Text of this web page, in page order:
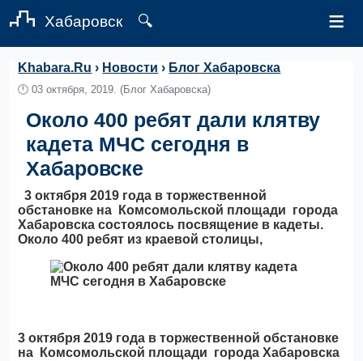
Хабаровск 🔍 ≡
Khabara.Ru › Новости › Блог Хабаровска
🕛03 октября, 2019. (Блог Хабаровска)
Около 400 ребят дали клятву
кадета МЧС сегодня в
Хабаровске
3 октября 2019 года в торжественной
обстановке на Комсомольской площади города
Хабаровска состоялось посвящение в кадеты.
Около 400 ребят из краевой столицы,
3 октября 2019 года в торжественной обстановке
на Комсомольской площади города Хабаровска